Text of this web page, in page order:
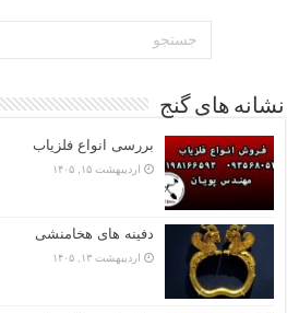
نشانه های گنج
بررسی انواع فلزیاب
اردیبهشت ۱۵, ۱۴۰۵
دفینه های هخامنشی
اردیبهشت ۱۳, ۱۴۰۵